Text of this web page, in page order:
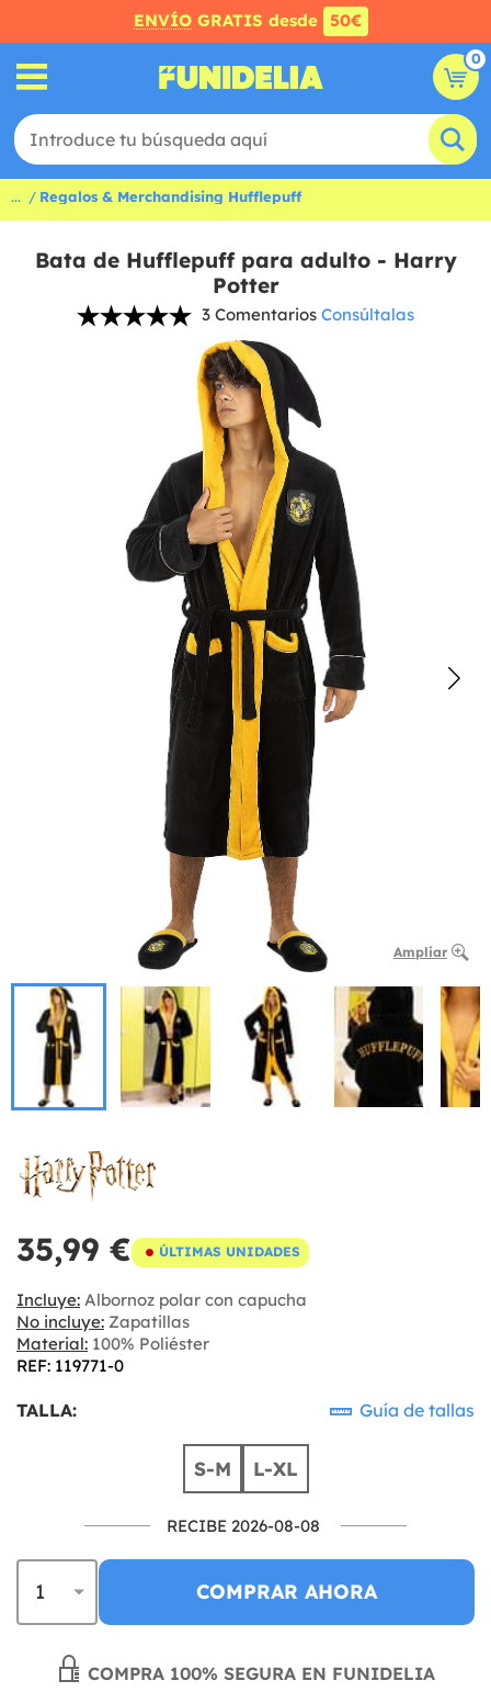
ENVÍO GRATIS desde 50€
0
... Regalos & Merchandising Hufflepuff
Bata de Hufflepuff para adulto - Harry
Potter
3 Comentarios Consúltalas
Ampliar
35,99 € ÚLTIMAS UNIDADES
Incluye: Albornoz polar con capucha
No incluye: Zapatillas
Material: 100% Poliéster
REF: 119771-0
TALLA: Guía de tallas
S-M L-XL
RECIBE 2026-08-08
COMPRAR AHORA
COMPRA 100% SEGURA EN FUNIDELIA